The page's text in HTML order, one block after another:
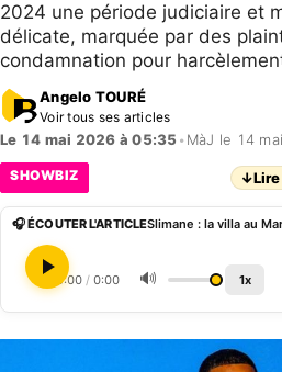
2024 une période judiciaire et
délicate, marquée par des
condamnation pour
Angelo TOURÉ
Voir tous ses articles
Le 14 mai 2026 à 05:35 • MàJ le 14
SHOWBIZ ↓
🎧 ÉCOUTER L'ARTICLE
0:00 / 0:00 🔊 1x